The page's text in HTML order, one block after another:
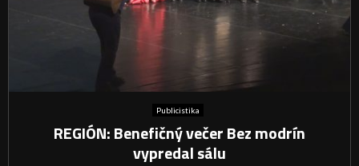
Publicistika
REGIÓN: Benefičný večer Bez modrín
vypredal sálu